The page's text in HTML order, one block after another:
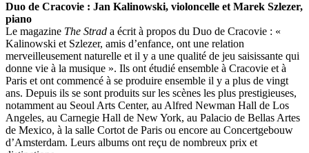
Duo de Cracovie : Jan Kalinowski, violoncelle et Marek Szlezer,
piano
Le magazine The Strad a écrit à propos du Duo de Cracovie : «
Kalinowski et Szlezer, amis d’enfance, ont une relation
merveilleusement naturelle et il y a une qualité de jeu saisissante qui
donne vie à la musique ». Ils ont étudié ensemble à Cracovie et à
Paris et ont commencé à se produire ensemble il y a plus de vingt
ans. Depuis ils se sont produits sur les scènes les plus prestigieuses,
notamment au Seoul Arts Center, au Alfred Newman Hall de Los
Angeles, au Carnegie Hall de New York, au Palacio de Bellas Artes
de Mexico, à la salle Cortot de Paris ou encore au Concertgebouw
d’Amsterdam. Leurs albums ont reçu de nombreux prix et